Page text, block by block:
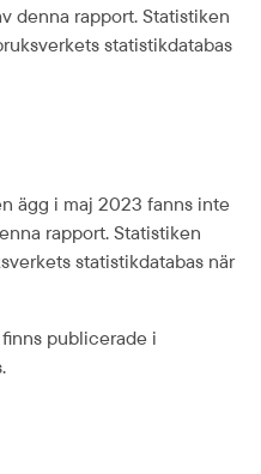
denna rapport. Statistiken
statistikdatabas
ägg i maj 2023 fanns inte
rapport. Statistiken
statistikdatabas när
publicerade i